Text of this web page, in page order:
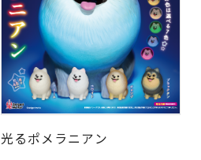
光るポメラニアン